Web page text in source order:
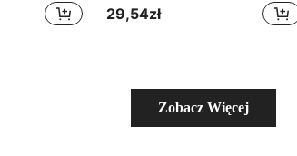
29,54zł
Zobacz Więcej